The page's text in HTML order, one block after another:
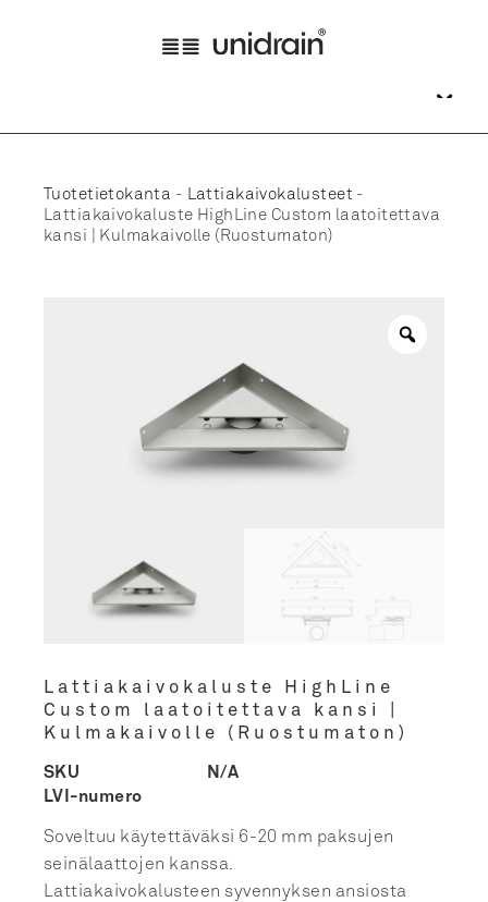
Tuotetietokanta - Lattiakaivokalusteet -
Lattiakaivokaluste HighLine Custom laatoitettava
kansi | Kulmakaivolle (Ruostumaton)
Lattiakaivokaluste HighLine
Custom laatoitettava kansi |
Kulmakaivolle (Ruostumaton)
SKU
N/A
LVI-numero
Soveltuu käytettäväksi 6-20 mm paksujen
seinälaattojen kanssa.
Lattiakaivokalusteen syvennyksen ansiosta